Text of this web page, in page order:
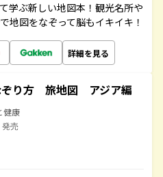
学ぶ新しい地図本！観光名所や
地図をなぞって脳もイキイキ！
詳細を見る
ぞり方 旅地図 アジア編
健康
発売